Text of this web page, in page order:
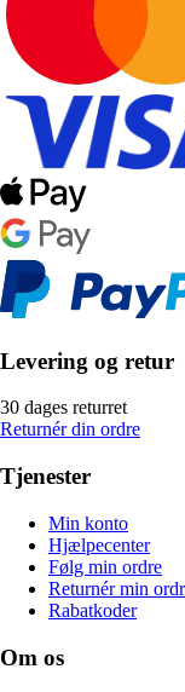
Levering og retur
30 dages returret
Returnér din ordre
Tjenester
Min konto
Hjælpecenter
Følg min ordre
Returnér min
Rabatkoder
Om os